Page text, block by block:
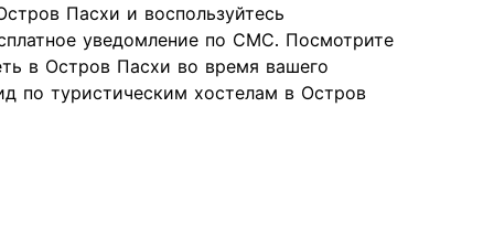
Пасхи и воспользуйтесь
уведомление по СМС. Посмотрите
в Остров Пасхи во время вашего
по туристическим хостелам в Остров